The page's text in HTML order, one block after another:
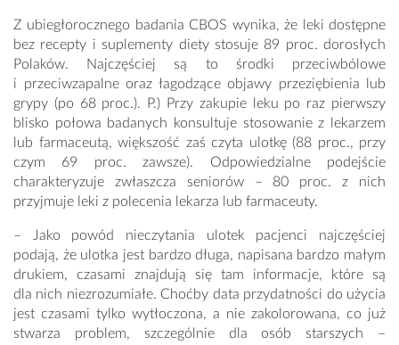
Z ubiegłorocznego badania CBOS wynika, że leki dostępne
bez recepty i suplementy diety stosuje 89 proc. dorosłych
Polaków. Najczęściej są to środki przeciwbólowe
i przeciwzapalne oraz łagodzące objawy przeziębienia lub
grypy (po 68 proc.). P.) Przy zakupie leku po raz pierwszy
blisko połowa badanych konsultuje stosowanie z lekarzem
lub farmaceutą, większość zaś czyta ulotkę (88 proc., przy
czym 69 proc. zawsze). Odpowiedzialne podejście
charakteryzuje zwłaszcza seniorów – 80 proc. z nich
przyjmuje leki z polecenia lekarza lub farmaceuty.
– Jako powód nieczytania ulotek pacjenci najczęściej
podają, że ulotka jest bardzo długa, napisana bardzo małym
drukiem, czasami znajdują się tam informacje, które są
dla nich niezrozumiałe. Choćby data przydatności do użycia
jest czasami tylko wytłoczona, a nie zakolorowana, co już
stwarza problem, szczególnie dla osób starszych –